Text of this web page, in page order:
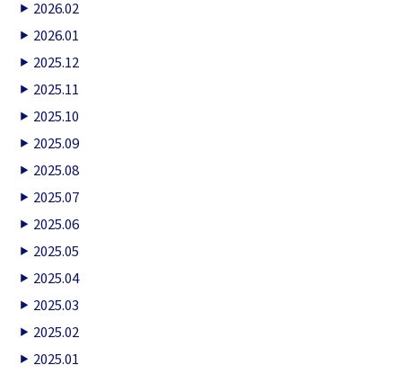
2026.02
2026.01
2025.12
2025.11
2025.10
2025.09
2025.08
2025.07
2025.06
2025.05
2025.04
2025.03
2025.02
2025.01